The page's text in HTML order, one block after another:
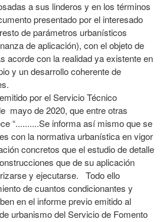
a sus linderos y en los términos
presentado por el interesado
de parámetros urbanísticos
de aplicación), con el objeto de
acorde con la realidad ya existente en
y un desarrollo coherente de
por el Servicio Técnico
mayo de 2020, que entre otras
“..........Se informa así mismo que se
con la normativa urbanística en vigor
concretos que el estudio de detalle
que de su aplicación
y ejecutarse. Todo ello
de cuantos condicionantes y
en el informe previo emitido al
urbanismo del Servicio de Fomento